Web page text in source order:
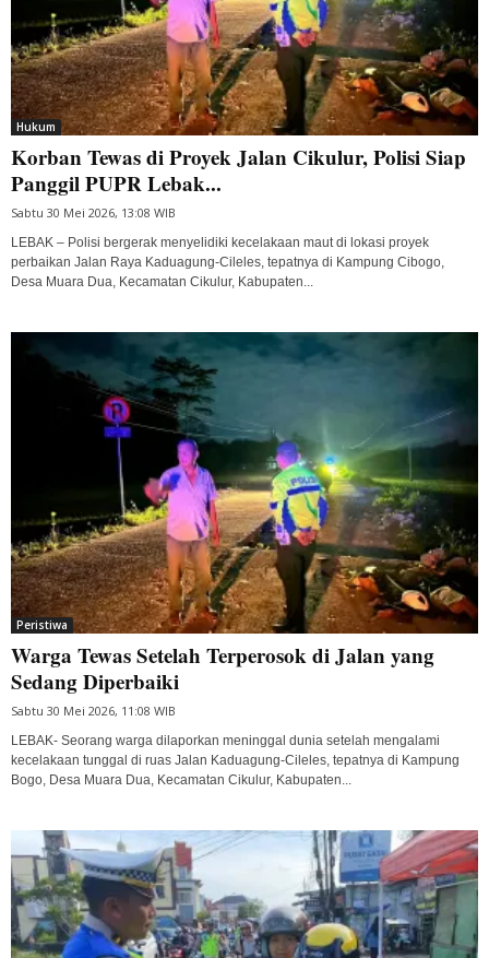
Hukum
Korban Tewas di Proyek Jalan Cikulur, Polisi Siap
Panggil PUPR Lebak...
Sabtu 30 Mei 2026, 13:08 WIB
LEBAK – Polisi bergerak menyelidiki kecelakaan maut di lokasi proyek
perbaikan Jalan Raya Kaduagung-Cileles, tepatnya di Kampung Cibogo,
Desa Muara Dua, Kecamatan Cikulur, Kabupaten...
Peristiwa
Warga Tewas Setelah Terperosok di Jalan yang
Sedang Diperbaiki
Sabtu 30 Mei 2026, 11:08 WIB
LEBAK- Seorang warga dilaporkan meninggal dunia setelah mengalami
kecelakaan tunggal di ruas Jalan Kaduagung-Cileles, tepatnya di Kampung
Bogo, Desa Muara Dua, Kecamatan Cikulur, Kabupaten...